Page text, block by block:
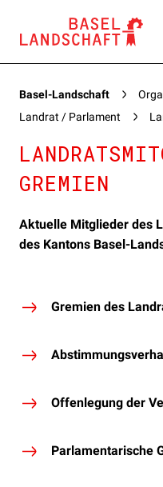
Basel-Landschaft
Landrat / Parlament
GREMIEN
Aktuelle Mitglieder des
des Kantons Basel-
Gremien des
Offenlegung der
Parlamentarische